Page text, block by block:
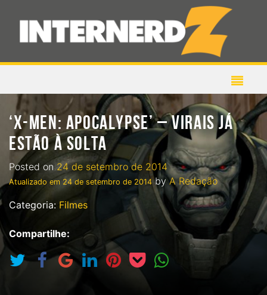
‘X-MEN: APOCALYPSE’ – VIRAIS JÁ
ESTÃO À SOLTA
Posted on 24 de setembro de 2014
Atualizado em 24 de setembro de 2014byA Redação
Categoria: Filmes
Compartilhe: